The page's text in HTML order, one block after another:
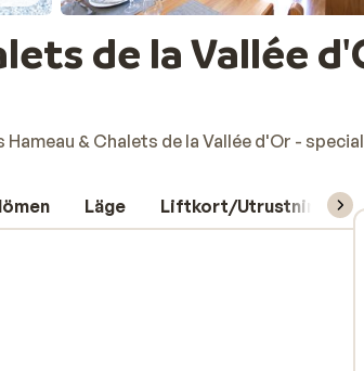
de la Vallée
Hameau & Chalets de la Vallée d'Or -
Läge Liftkort/Utrustning/